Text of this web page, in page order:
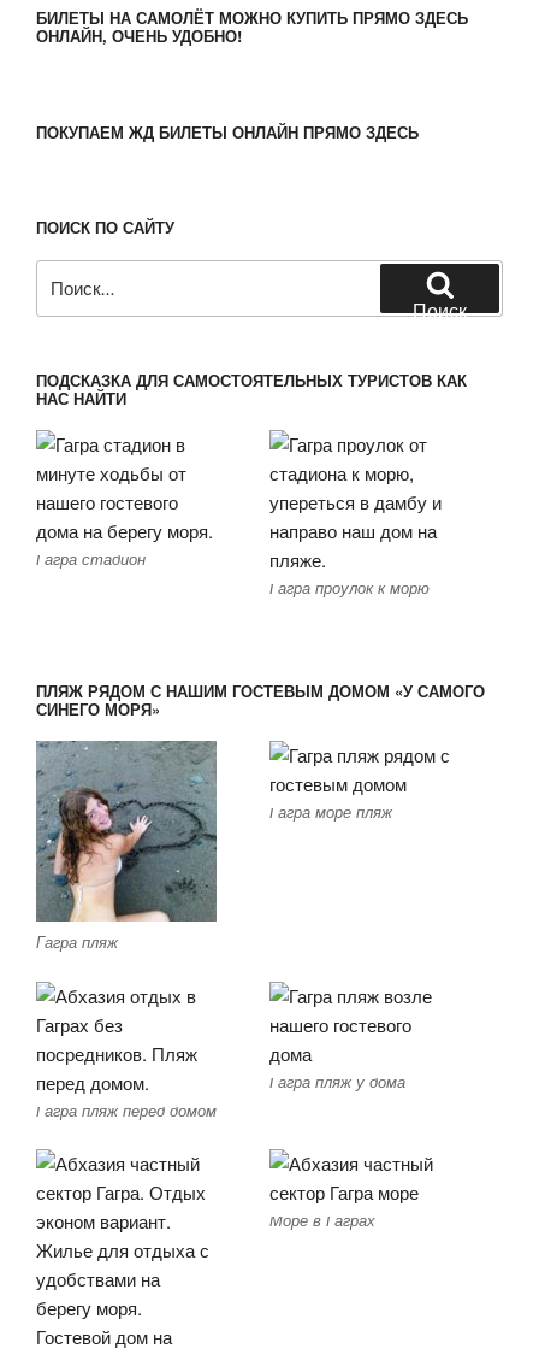
БИЛЕТЫ НА САМОЛЁТ МОЖНО КУПИТЬ ПРЯМО ЗДЕСЬ
ОНЛАЙН, ОЧЕНЬ УДОБНО!
ПОКУПАЕМ ЖД БИЛЕТЫ ОНЛАЙН ПРЯМО ЗДЕСЬ
ПОИСК ПО САЙТУ
Поиск
ПОДСКАЗКА ДЛЯ САМОСТОЯТЕЛЬНЫХ ТУРИСТОВ КАК
НАС НАЙТИ
Гагра стадион
Гагра проулок к морю
ПЛЯЖ РЯДОМ С НАШИМ ГОСТЕВЫМ ДОМОМ «У САМОГО
СИНЕГО МОРЯ»
Гагра пляж
Гагра море пляж
Гагра пляж перед домом
Гагра пляж у дома
Море в Гаграх